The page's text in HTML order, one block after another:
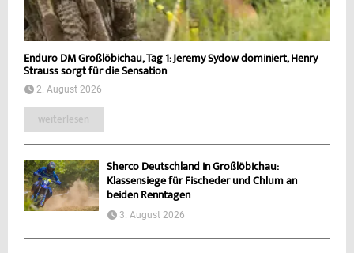
Enduro DM Großlöbichau, Tag 1: Jeremy Sydow dominiert, Henry
Strauss sorgt für die Sensation
2. August 2026
weiterlesen
Sherco Deutschland in Großlöbichau:
Klassensiege für Fischeder und Chlum an
beiden Renntagen
3. August 2026